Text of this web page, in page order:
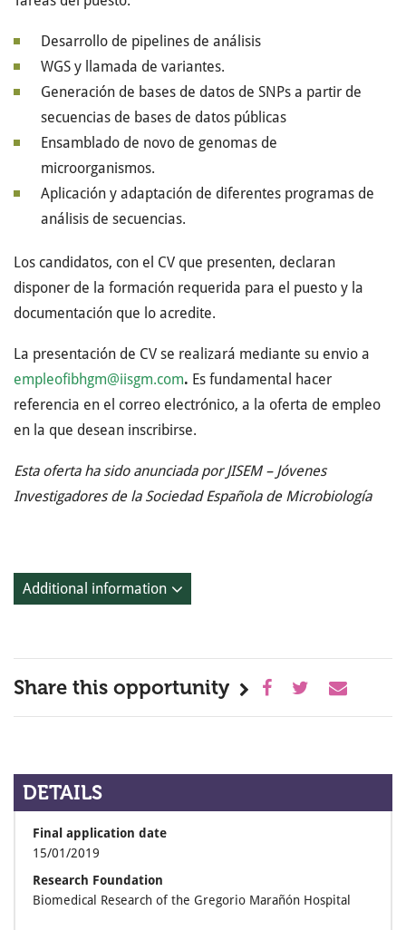
Desarrollo de pipelines de análisis
WGS y llamada de variantes.
Generación de bases de datos de SNPs a partir de
secuencias de bases de datos públicas
Ensamblado de novo de genomas de
microorganismos.
Aplicación y adaptación de diferentes programas de
análisis de secuencias.
Los candidatos, con el CV que presenten, declaran
disponer de la formación requerida para el puesto y la
documentación que lo acredite.
La presentación de CV se realizará mediante su envio a
empleofibhgm@iisgm.com. Es fundamental hacer
referencia en el correo electrónico, a la oferta de empleo
en la que desean inscribirse.
Esta oferta ha sido anunciada por JISEM – Jóvenes
Investigadores de la Sociedad Española de Microbiología
Additional information
Share this opportunity
DETAILS
Final application date
15/01/2019
Research Foundation
Biomedical Research of the Gregorio Marañón Hospital